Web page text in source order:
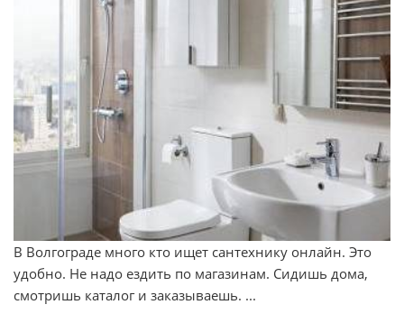
В Волгограде много кто ищет сантехнику онлайн. Это
удобно. Не надо ездить по магазинам. Сидишь дома,
смотришь каталог и заказываешь. ...